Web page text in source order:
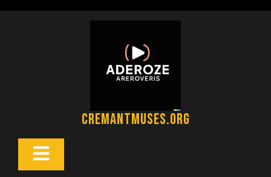
cremantmuses.org
Botón